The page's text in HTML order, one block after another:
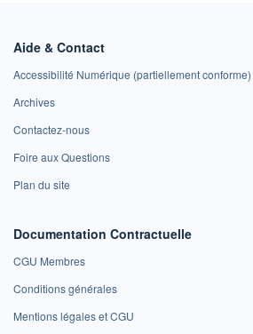
Aide & Contact
Accessibilité Numérique (partiellement conforme)
Archives
Contactez-nous
Foire aux Questions
Plan du site
Documentation Contractuelle
CGU Membres
Conditions générales
Mentions légales et CGU